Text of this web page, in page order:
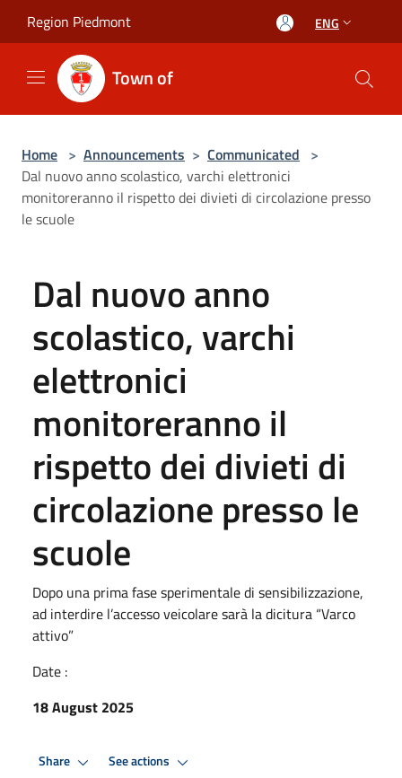
Region Piedmont ENG
Town of
Home > Announcements > Communicated >
Dal nuovo anno scolastico, varchi elettronici
monitoreranno il rispetto dei divieti di circolazione presso
le scuole
Dal nuovo anno
scolastico, varchi
elettronici
monitoreranno il
rispetto dei divieti di
circolazione presso le
scuole
Dopo una prima fase sperimentale di sensibilizzazione,
ad interdire l’accesso veicolare sarà la dicitura “Varco
attivo”
Date :
18 August 2025
Share See actions